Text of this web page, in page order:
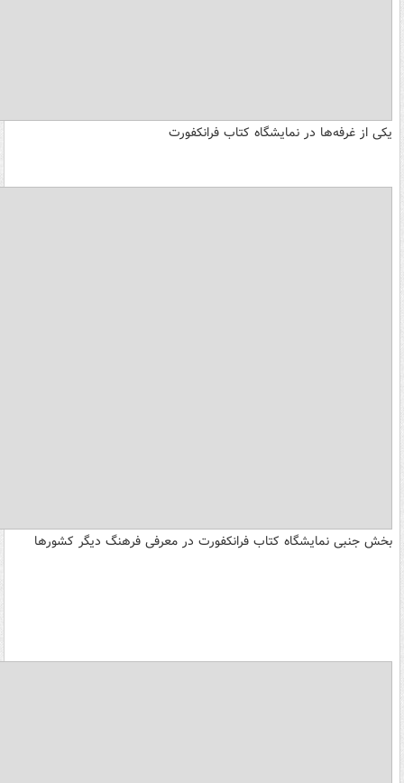
یکی از غرفه‌ها در نمایشگاه کتاب فرانکفورت
بخش جنبی نمایشگاه کتاب فرانکفورت در معرفی فرهنگ دیگر کشورها